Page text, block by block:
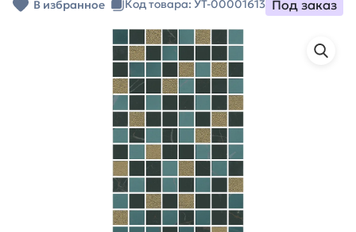
В избранное Код товара: УТ-00001613 Под заказ